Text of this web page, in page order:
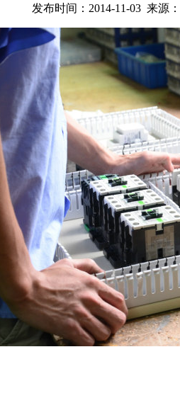
发布时间：2014-11-03 来源：